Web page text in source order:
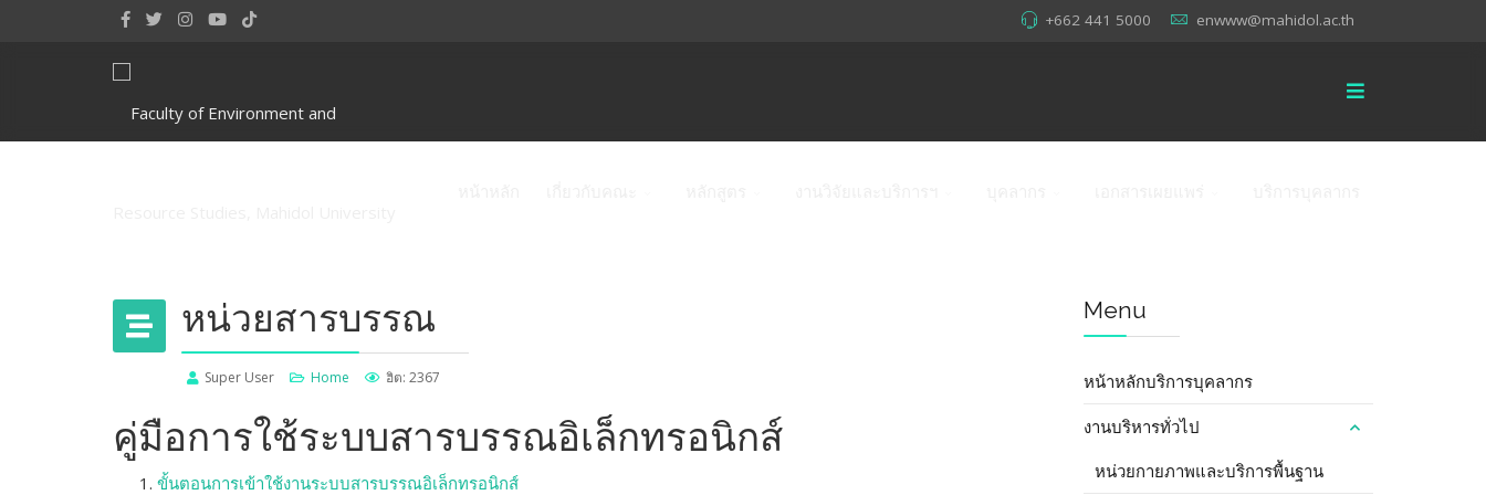
+662 441 5000 enwww@mahidol.ac.th
หน่วยสารบรรณ
Super User Home ฮิต: 2367
คู่มือการใช้ระบบสารบรรณอิเล็กทรอนิกส์
ขั้นตอนการเข้าใช้งานระบบสารบรรณอิเล็กทรอนิกส์
Menu
หน้าหลักบริการบุคลากร
งานบริหารทั่วไป
หน่วยกายภาพและบริการพื้นฐาน